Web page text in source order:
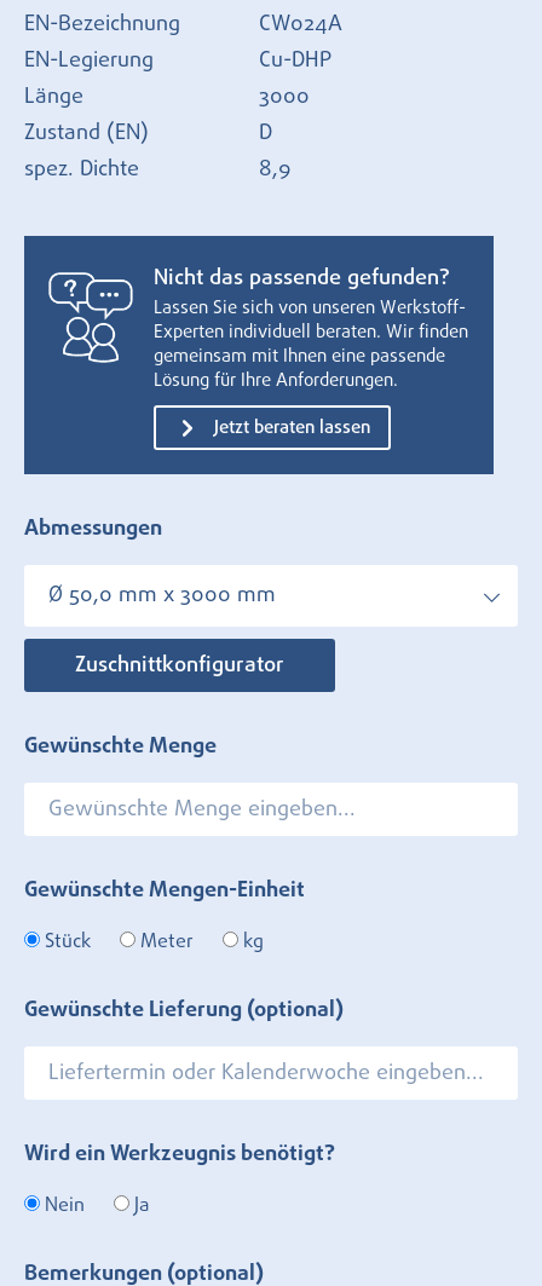
EN-Bezeichnung
CW024A
EN-Legierung
Cu-DHP
Länge
3000
Zustand (EN)
D
spez. Dichte
8,9
Nicht das passende gefunden?
Lassen Sie sich von unseren Werkstoff-
Experten individuell beraten. Wir finden
gemeinsam mit Ihnen eine passende
Lösung für Ihre Anforderungen.
Jetzt beraten lassen
Abmessungen
Ø 50,0 mm x 3000 mm
Zuschnittkonfigurator
Gewünschte Menge
Gewünschte Mengen-Einheit
Stück Meter kg
Gewünschte Lieferung (optional)
Wird ein Werkzeugnis benötigt?
Nein Ja
Bemerkungen (optional)